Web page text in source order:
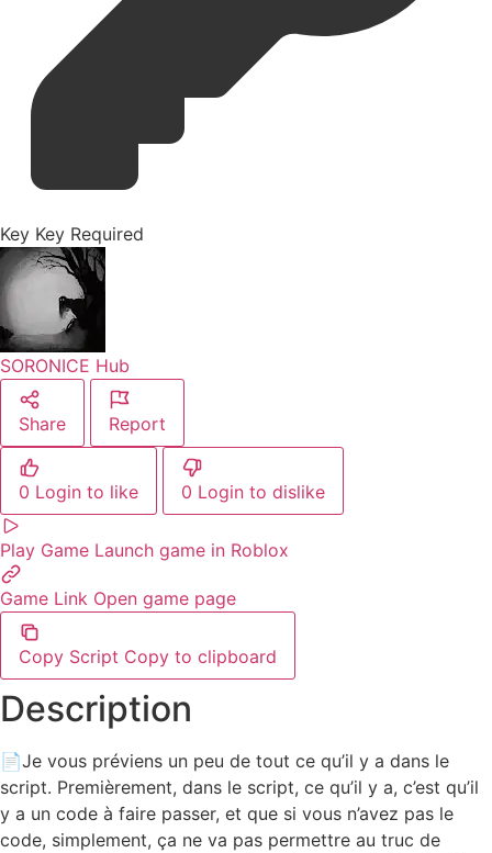
Key Key Required
SORONICE Hub
Share Report
0 Login to like 0 Login to dislike
Play Game Launch game in Roblox
Game Link Open game page
Copy Script Copy to clipboard
Description
📄Je vous préviens un peu de tout ce qu’il y a dans le
script. Premièrement, dans le script, ce qu’il y a, c’est qu’il
y a un code à faire passer, et que si vous n’avez pas le
code, simplement, ça ne va pas permettre au truc de